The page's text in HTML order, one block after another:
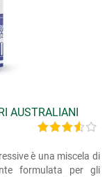
AUSTRALIANI
è una miscela di
formulata per gli